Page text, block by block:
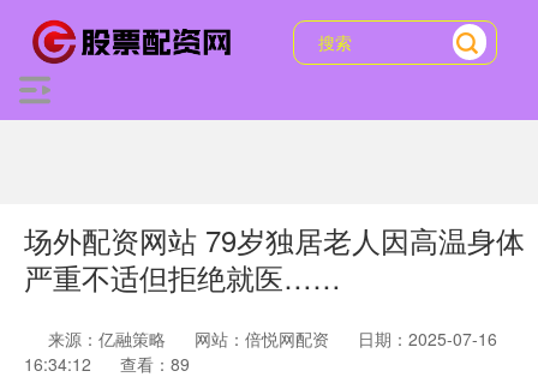
场外配资网站 79岁独居老人因高温身体
严重不适但拒绝就医……
来源：亿融策略 网站：倍悦网配资
日期：2025-07-16
16:34:12
查看：89